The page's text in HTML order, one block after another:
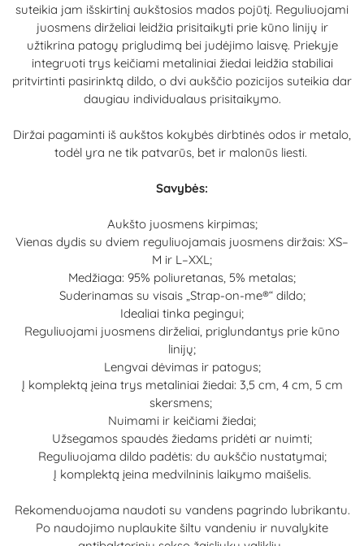
suteikia jam išskirtinį aukštosios mados pojūtį. Reguliuojami
juosmens dirželiai leidžia prisitaikyti prie kūno linijų ir
užtikrina patogų prigludimą bei judėjimo laisvę. Priekyje
integruoti trys keičiami metaliniai žiedai leidžia stabiliai
pritvirtinti pasirinktą dildo, o dvi aukščio pozicijos suteikia dar
daugiau individualaus prisitaikymo.
Diržai pagaminti iš aukštos kokybės dirbtinės odos ir metalo,
todėl yra ne tik patvarūs, bet ir malonūs liesti.
Savybės:
Aukšto juosmens kirpimas;
Vienas dydis su dviem reguliuojamais juosmens diržais: XS–
M ir L–XXL;
Medžiaga: 95% poliuretanas, 5% metalas;
Suderinamas su visais „Strap-on-me®“ dildo;
Idealiai tinka pegingui;
Reguliuojami juosmens dirželiai, priglundantys prie kūno
linijų;
Lengvai dėvimas ir patogus;
Į komplektą įeina trys metaliniai žiedai: 3,5 cm, 4 cm, 5 cm
skersmens;
Nuimami ir keičiami žiedai;
Užsegamos spaudės žiedams pridėti ar nuimti;
Reguliuojama dildo padėtis: du aukščio nustatymai;
Į komplektą įeina medvilninis laikymo maišelis.
Rekomenduojama naudoti su vandens pagrindo lubrikantu.
Po naudojimo nuplaukite šiltu vandeniu ir nuvalykite